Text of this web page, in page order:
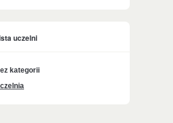
uczelni
kategorii